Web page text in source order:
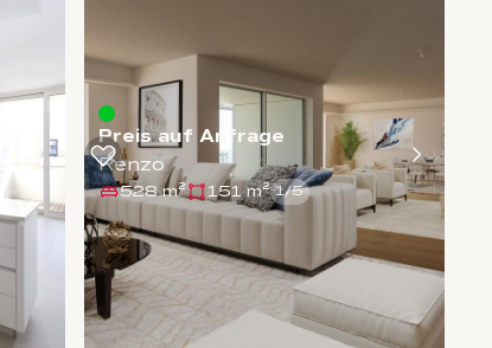
Preis auf Anfrage
Renzo
528 m² 151 m² 1/5